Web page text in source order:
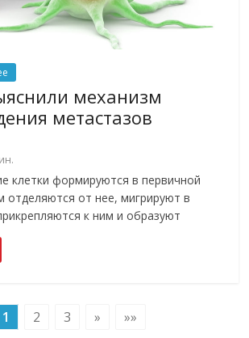
механизм
метастазов
клетки формируются в первичной
отделяются от нее, мигрируют в
к ним и образуют
1 2 3 » »»